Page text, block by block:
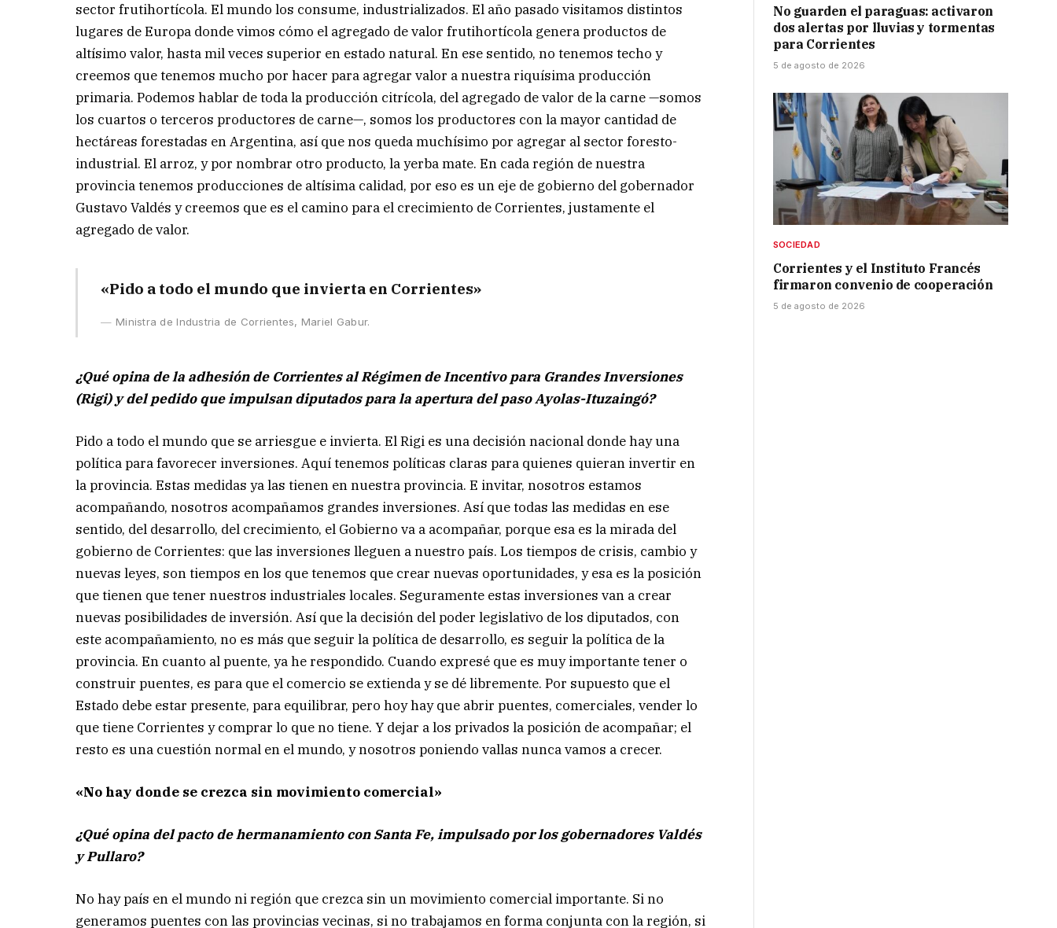
sector frutihortícola. El mundo los consume, industrializados. El año pasado visitamos distintos
lugares de Europa donde vimos cómo el agregado de valor frutihortícola genera productos de
altísimo valor, hasta mil veces superior en estado natural. En ese sentido, no tenemos techo y
creemos que tenemos mucho por hacer para agregar valor a nuestra riquísima producción
primaria. Podemos hablar de toda la producción citrícola, del agregado de valor de la carne —somos
los cuartos o terceros productores de carne—, somos los productores con la mayor cantidad de
hectáreas forestadas en Argentina, así que nos queda muchísimo por agregar al sector foresto-
industrial. El arroz, y por nombrar otro producto, la yerba mate. En cada región de nuestra
provincia tenemos producciones de altísima calidad, por eso es un eje de gobierno del gobernador
Gustavo Valdés y creemos que es el camino para el crecimiento de Corrientes, justamente el
agregado de valor.
«Pido a todo el mundo que invierta en Corrientes»
Ministra de Industria de Corrientes, Mariel Gabur.
¿Qué opina de la adhesión de Corrientes al Régimen de Incentivo para Grandes Inversiones
(Rigi) y del pedido que impulsan diputados para la apertura del paso Ayolas-Ituzaingó?
Pido a todo el mundo que se arriesgue e invierta. El Rigi es una decisión nacional donde hay una
política para favorecer inversiones. Aquí tenemos políticas claras para quienes quieran invertir en
la provincia. Estas medidas ya las tienen en nuestra provincia. E invitar, nosotros estamos
acompañando, nosotros acompañamos grandes inversiones. Así que todas las medidas en ese
sentido, del desarrollo, del crecimiento, el Gobierno va a acompañar, porque esa es la mirada del
gobierno de Corrientes: que las inversiones lleguen a nuestro país. Los tiempos de crisis, cambio y
nuevas leyes, son tiempos en los que tenemos que crear nuevas oportunidades, y esa es la posición
que tienen que tener nuestros industriales locales. Seguramente estas inversiones van a crear
nuevas posibilidades de inversión. Así que la decisión del poder legislativo de los diputados, con
este acompañamiento, no es más que seguir la política de desarrollo, es seguir la política de la
provincia. En cuanto al puente, ya he respondido. Cuando expresé que es muy importante tener o
construir puentes, es para que el comercio se extienda y se dé libremente. Por supuesto que el
Estado debe estar presente, para equilibrar, pero hoy hay que abrir puentes, comerciales, vender lo
que tiene Corrientes y comprar lo que no tiene. Y dejar a los privados la posición de acompañar; el
resto es una cuestión normal en el mundo, y nosotros poniendo vallas nunca vamos a crecer.
«No hay donde se crezca sin movimiento comercial»
¿Qué opina del pacto de hermanamiento con Santa Fe, impulsado por los gobernadores Valdés
y Pullaro?
No hay país en el mundo ni región que crezca sin un movimiento comercial importante. Si no
generamos puentes con las provincias vecinas, si no trabajamos en forma conjunta con la región, si
No guarden el paraguas: activaron
dos alertas por lluvias y tormentas
para Corrientes
5 de agosto de 2026
SOCIEDAD
Corrientes y el Instituto Francés
firmaron convenio de cooperación
5 de agosto de 2026